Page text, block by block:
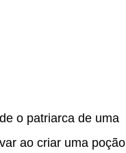
o patriarca de uma
ao criar uma poção